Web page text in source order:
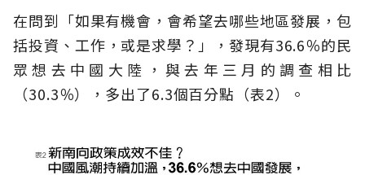
在問到「如果有機會，會希望去哪些地區發展，包
括投資、工作，或是求學？」，發現有36.6％的民
眾想去中國大陸，與去年三月的調查相比
（30.3％），多出了6.3個百分點（表2）。